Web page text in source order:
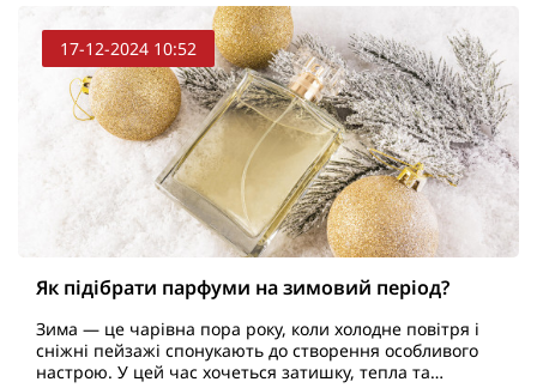
17-12-2024 10:52
Як підібрати парфуми на зимовий період?
Зима — це чарівна пора року, коли холодне повітря і
сніжні пейзажі спонукають до створення особливого
настрою. У цей час хочеться затишку, тепла та